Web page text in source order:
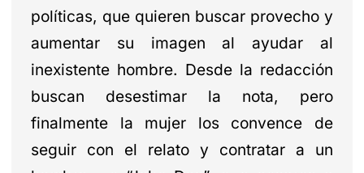
políticas, que quieren buscar provecho y
aumentar su imagen al ayudar al
inexistente hombre. Desde la redacción
buscan desestimar la nota, pero
finalmente la mujer los convence de
seguir con el relato y contratar a un